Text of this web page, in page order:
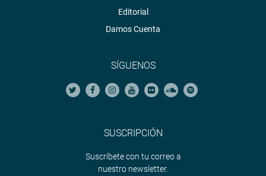
Editorial
Damos Cuenta
SÍGUENOS
SUSCRIPCIÓN
Suscríbete con tu correo a
nuestro newsletter.